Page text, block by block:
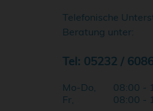
Telefonische
Beratung unter:
Tel: 05232 /
Mo-Do,
08:00 -
Fr,
08:00 -